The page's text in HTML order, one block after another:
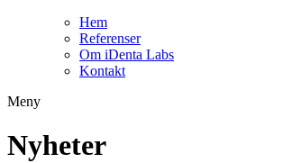
Hem
Referenser
Om iDenta Labs
Kontakt
Meny
Nyheter